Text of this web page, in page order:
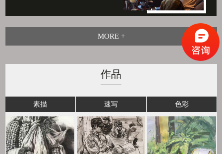
MORE +
作品
素描 速写 色彩